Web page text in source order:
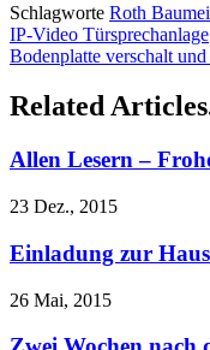
Schlagworte Roth
IP-Video Türsprechanlage
Bodenplatte verschalt und
Related
Allen Lesern –
23 Dez., 2015
Einladung zur
26 Mai, 2015